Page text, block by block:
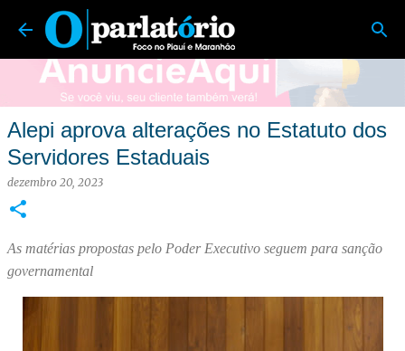
Pular para o conteúdo principal
O Parlatório | Foco no Piauí e Maranhão
Alepi aprova alterações no Estatuto dos
Servidores Estaduais
dezembro 20, 2023
As matérias propostas pelo Poder Executivo seguem para sanção
governamental